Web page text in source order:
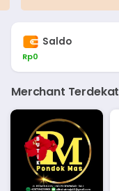
Saldo
Rp0
Merchant Terdekat